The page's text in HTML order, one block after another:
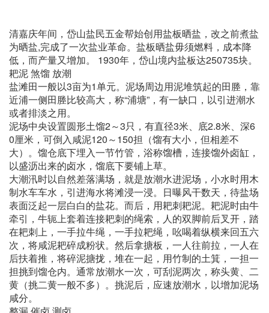
清嘉庆年间，岱山盐民五金帮始创用盐板晒盐，改之前煮盐
为晒盐,完成了一次盐业革命。盐板晒盐毋须燃料，成本降
低，而产量又增加。 1930年，岱山境内盐板达250735块。
耙泥 煞馏 放潮
盐滩田一般以3亩为1单元。泥场周边用泥堆筑起的田塍，靠
近浦一侧田塍比较高大，称“浦塘”，有一缺口，以引进潮水
或者排淡之用。
泥场中央设置圆形土馏2～3只，有直径3米、底2.8米、深6
0厘米，可倒入咸泥120～150担（馏有大小，但相差不
大）。馏仓底下埋入一节竹管，浴称馏槽，连接馏外卤缸，
以盛沥出来的卤水，馏底下要铺上草。
大潮汛时以自然差落满场，就是放潮水进泥场，小水时用木
制水车车水，引进海水将滩浸一浸。日曝风干数天，待盐场
表面泛起一层白白的盐花。而后，用耙刺耙泥。耙泥时由牛
牵引，牛轭上套着连接耙刺的绳索，人的双脚前后叉开，踏
在耙刺上，一手拉牛绳，一手拉耙绳，吆喝着纵横来回五六
次，将咸泥耙碎成粉状。然后拿搪板，一人往前拉，一人在
后扶着推，将碎泥搪拢，堆在一起，用竹制的土箕，一担一
担挑到馏仓内。通常放潮水一次，可刮泥两次，称头黄、二
黄（挑二黄一般不多）。挑泥后，应速放潮水，以增加泥场
咸分。